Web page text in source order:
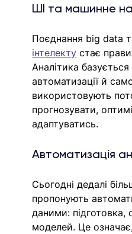
ШІ та машинне
Поєднання big data
інтелекту стає
Аналітика
автоматизації й
використовують
прогнозувати,
адаптуватись.
Автоматизація
Сьогодні дедалі
пропонують
даними:
моделей. Це